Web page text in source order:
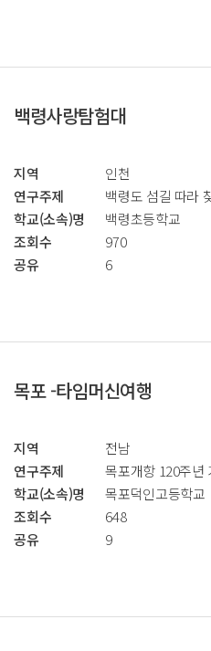
백령사랑탐험대
지역
인천
연구주제
백령도 섬길 따라
학교(소속)명
백령초등학교
조회수
970
공유
6
목포 -타임머신여행
지역
전남
연구주제
목포개항 120주년
학교(소속)명
목포덕인고등학교
조회수
648
공유
9